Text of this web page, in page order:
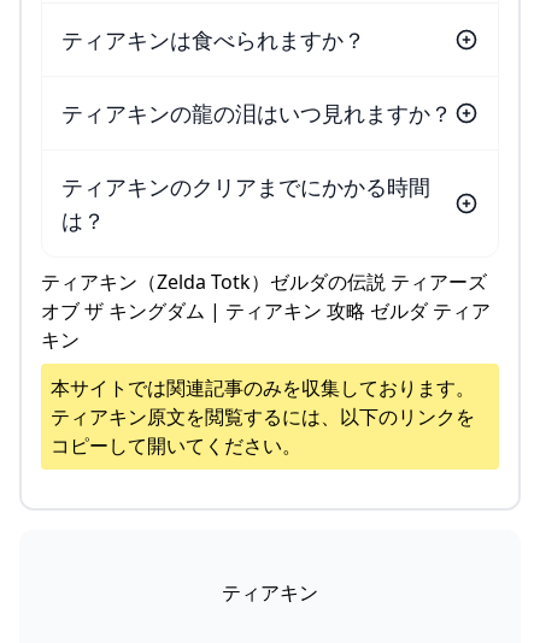
ティアキンは食べられますか？
ティアキンの龍の泪はいつ見れますか？
ティアキンのクリアまでにかかる時間
は？
ティアキン（Zelda Totk）ゼルダの伝説 ティアーズ
オブ ザ キングダム | ティアキン 攻略 ゼルダ ティア
キン
本サイトでは関連記事のみを収集しております。
ティアキン原文を閲覧するには、以下のリンクを
コピーして開いてください。
ティアキン